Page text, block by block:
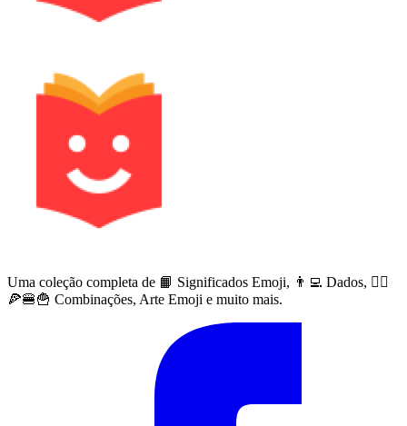
Uma coleção completa de 📙 Significados Emoji, 👨‍💻 Dados, 🙅‍♀️
🍕🍔🍟 Combinações, Arte Emoji e muito mais.